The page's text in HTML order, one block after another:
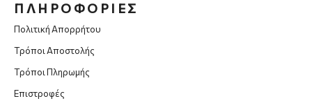
ΠΛΗΡΟΦΟΡΙΕΣ
Πολιτική Απορρήτου
Τρόποι Αποστολής
Τρόποι Πληρωμής
Επιστροφές